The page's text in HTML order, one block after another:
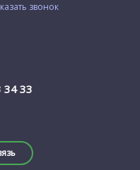
звонок
34 33